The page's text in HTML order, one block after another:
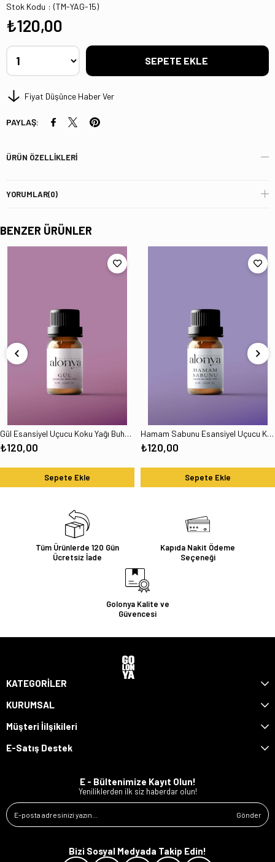
Stok Kodu (TM-YAG-15)
₺120,00
Fiyat Düşünce Haber Ver
PAYLAŞ:
ÜRÜN ÖZELLIKLERI
YORUMLAR(0)
BENZER ÜRÜNLER
Gül Esansiyel Uçucu Koku Yağı Buhurdanlık Esansı Oda Kokusu ve Aromaterapi Yağı 10 ML
₺120,00
Sepete Ekle
Hamam Sabunu Esansiyel Uçucu Koku Yağı Buhurdanlık Esansı Oda Kokusu Aromaterapi Yağı 10 ML
₺120,00
Sepete Ekle
Tüm Ürünlerde 120 Gün
Ücretsiz İade
Kapıda Nakit Ödeme
Seçeneği
Golonya Kalite ve
Güvencesi
KATEGORİLER
KURUMSAL
Müşteri İilşikileri
E-Satış Destek
E - Bültenimize Kayıt Olun!
Yeniliklerden ilk siz haberdar olun!
Gönder
Bizi Sosyal Medyada Takip Edin!